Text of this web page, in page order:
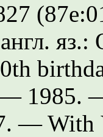
яз.:
— 1985.
— With